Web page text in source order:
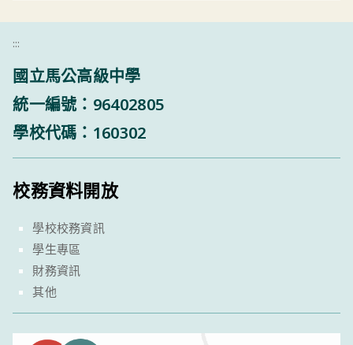
:::
國立馬公高級中學
統一編號：96402805
學校代碼：160302
校務資料開放
學校校務資訊
學生專區
財務資訊
其他